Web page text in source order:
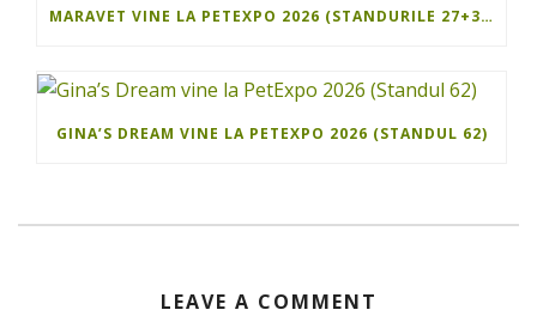
MARAVET VINE LA PETEXPO 2026 (STANDURILE 27+30)
GINA’S DREAM VINE LA PETEXPO 2026 (STANDUL 62)
LEAVE A COMMENT